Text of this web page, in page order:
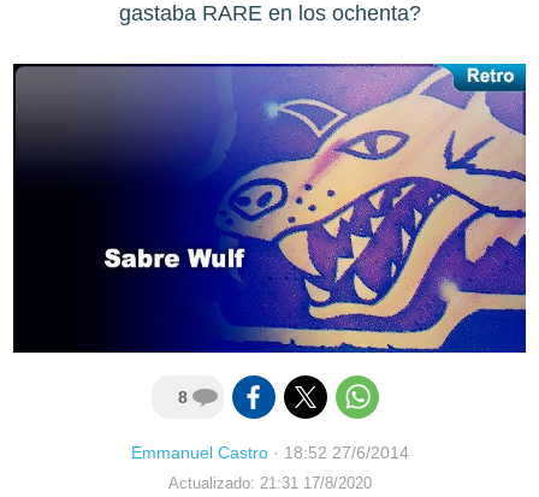
gastaba RARE en los ochenta?
8
Emmanuel Castro· 18:52 27/6/2014
Actualizado: 21:31 17/8/2020